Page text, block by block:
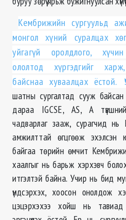
Кембрижийн сургуульд
монгол хүний суралцах
уйгагүй оролдлого,
ололтод хүргэдгийг
байснаа хуваалцах ёстой.
шатны сургалтад сууж
дараа IGCSE, AS, A түвшний
чадварлаг зааж, сурагчид нь
амжилттай өгцгөөж
байгаа төрийн өмчит
хаалгыг нь барьж хэрхэвч
итгэлтэй байна. Учир нь бид
үндсэрхэх, хоосон онолдож
цэцэрхэхээ хойш нь